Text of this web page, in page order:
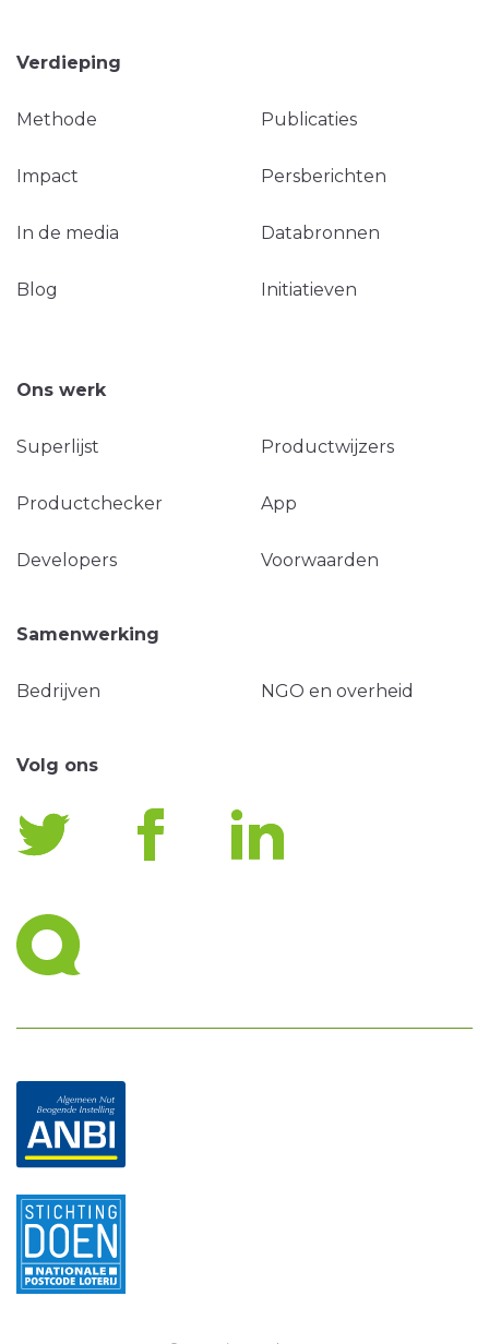
Verdieping
Methode Publicaties
Impact Persberichten
In de media Databronnen
Blog Initiatieven
Ons werk
Superlijst Productwijzers
Productchecker App
Developers Voorwaarden
Samenwerking
Bedrijven NGO en overheid
Volg ons